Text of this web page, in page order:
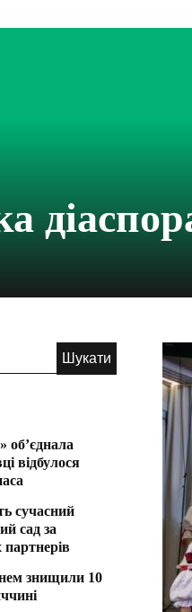
об’єднала
відбулося
сучасний
сад за
знищили 10